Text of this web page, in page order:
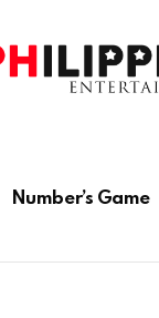
Number’s Game